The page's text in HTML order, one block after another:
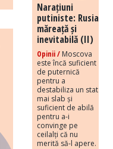
Narațiuni
putiniste: Rusia
măreață și
inevitabilă (II)
Opinii / Moscova
este încă suficient
de puternică
pentru a
destabiliza un stat
mai slab și
suficient de abilă
pentru a-i
convinge pe
ceilalți că nu
merită să-l apere.